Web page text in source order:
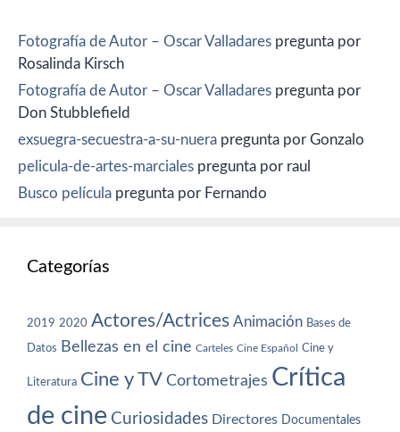
Fotografía de Autor – Oscar Valladares pregunta por
Rosalinda Kirsch
Fotografía de Autor – Oscar Valladares pregunta por
Don Stubblefield
exsuegra-secuestra-a-su-nuera pregunta por Gonzalo
pelicula-de-artes-marciales pregunta por raul
Busco película pregunta por Fernando
Categorías
2019 2020 Actores/Actrices Animación Bases de
Datos Bellezas en el cine Carteles Cine Español Cine y
Literatura Cine y TV Cortometrajes Crítica
de cine Curiosidades Directores Documentales